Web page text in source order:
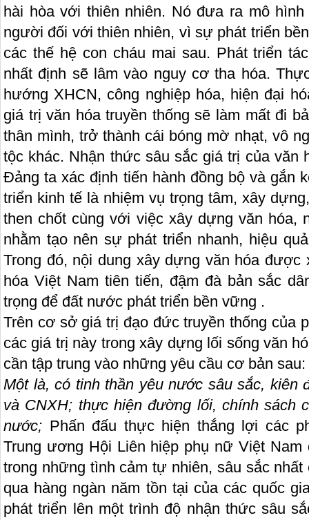
hài hòa với thiên nhiên. Nó đưa ra mô
người đối với thiên nhiên, vì sự phát triển
các thế hệ con cháu mai sau. Phát triển
nhất định sẽ lâm vào nguy cơ tha hóa.
hướng XHCN, công nghiệp hóa, hiện đại
giá trị văn hóa truyền thống sẽ làm mất đi
thân mình, trở thành cái bóng mờ nhạt, vô
tộc khác. Nhận thức sâu sắc giá trị của văn
Đảng ta xác định tiến hành đồng bộ và gắn
triển kinh tế là nhiệm vụ trọng tâm, xây
then chốt cùng với việc xây dựng văn hóa,
nhằm tạo nên sự phát triển nhanh, hiệu
Trong đó, nội dung xây dựng văn hóa được
hóa Việt Nam tiên tiến, đậm đà bản sắc
trọng để đất nước phát triển bền vững .
Trên cơ sở giá trị đạo đức truyền thống của
các giá trị này trong xây dựng lối sống văn
cần tập trung vào những yêu cầu cơ bản sau:
Một là, có tinh thần yêu nước sâu sắc, kiên
và CNXH; thực hiện đường lối, chính sách
nước; Phấn đấu thực hiện thắng lợi các
Trung ương Hội Liên hiệp phụ nữ Việt
trong những tình cảm tự nhiên, sâu sắc
qua hàng ngàn năm tồn tại của các quốc
phát triển lên một trình độ nhận thức sâu